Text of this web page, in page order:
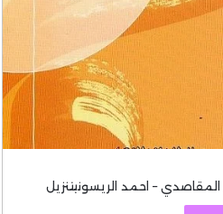
المقاصدي – احمد الريسونيتنزيل